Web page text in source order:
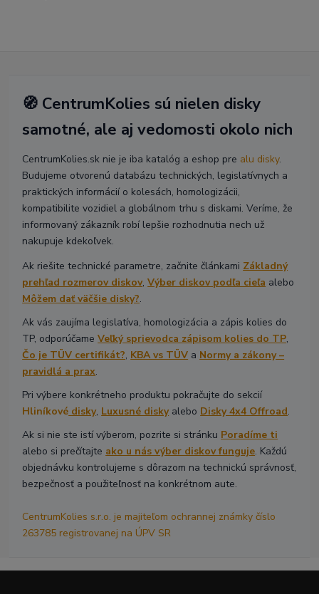
🧭 CentrumKolies sú nielen disky
samotné, ale aj vedomosti okolo nich
CentrumKolies.sk nie je iba katalóg a eshop pre alu disky.
Budujeme otvorenú databázu technických, legislatívnych a
praktických informácií o kolesách, homologizácii,
kompatibilite vozidiel a globálnom trhu s diskami. Veríme, že
informovaný zákazník robí lepšie rozhodnutia nech už
nakupuje kdekoľvek.
Ak riešite technické parametre, začnite článkami Základný
prehľad rozmerov diskov,Výber diskov podľa cieľa alebo
Môžem dať väčšie disky?.
Ak vás zaujíma legislatíva, homologizácia a zápis kolies do
TP, odporúčameVeľký sprievodca zápisom kolies do TP,
Čo je TÜV certifikát?, KBA vs TÜV a Normy a zákony –
pravidlá a prax.
Pri výbere konkrétneho produktu pokračujte do sekcií
Hliníkové disky, Luxusné diskyalebo Disky 4x4 Offroad.
Ak si nie ste istí výberom, pozrite si stránku Poradíme ti
alebo si prečítajte ako u nás výber diskov funguje. Každú
objednávku kontrolujeme s dôrazom na technickú správnosť,
bezpečnosť a použiteľnosť na konkrétnom aute.
CentrumKolies s.r.o. je majiteľom ochrannej známky číslo
263785 registrovanej na ÚPV SR